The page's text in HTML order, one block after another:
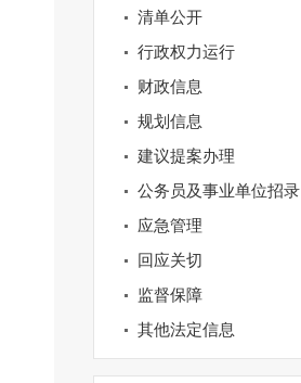
清单公开
行政权力运行
财政信息
规划信息
建议提案办理
公务员及事业单位招录
应急管理
回应关切
监督保障
其他法定信息